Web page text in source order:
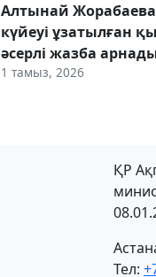
Алтынай
күйеуі ұзатылған
әсерлі жазба
1 тамыз, 2026
ҚР
Тел: